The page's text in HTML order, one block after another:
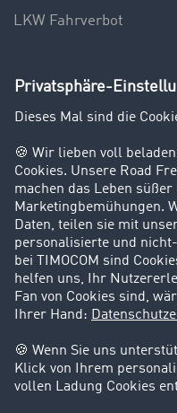
LKW Fahrverbot
Unternehmen
Kunden werben Kunden
Success Stories
Karriere
Support
Kontakt
Rechtliches
Impressum